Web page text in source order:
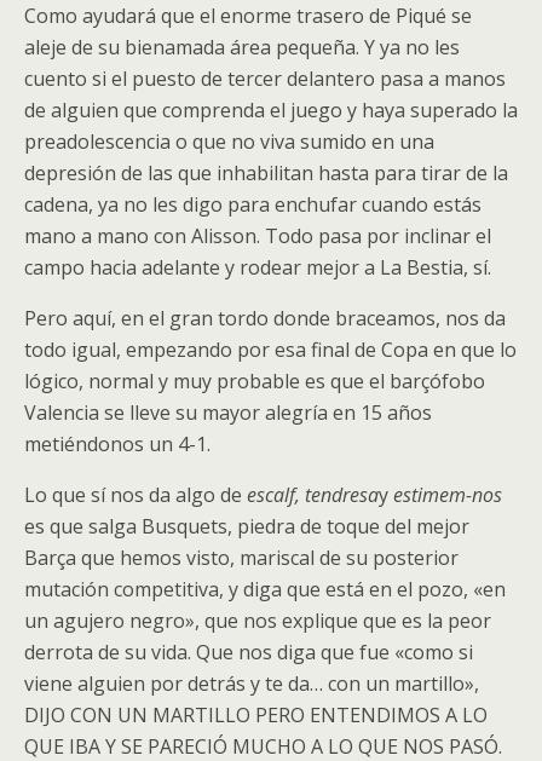
Como ayudará que el enorme trasero de Piqué se
aleje de su bienamada área pequeña. Y ya no les
cuento si el puesto de tercer delantero pasa a manos
de alguien que comprenda el juego y haya superado la
preadolescencia o que no viva sumido en una
depresión de las que inhabilitan hasta para tirar de la
cadena, ya no les digo para enchufar cuando estás
mano a mano con Alisson. Todo pasa por inclinar el
campo hacia adelante y rodear mejor a La Bestia, sí.
Pero aquí, en el gran tordo donde braceamos, nos da
todo igual, empezando por esa final de Copa en que lo
lógico, normal y muy probable es que el barçófobo
Valencia se lleve su mayor alegría en 15 años
metiéndonos un 4-1.
Lo que sí nos da algo de escalf, tendresayestimem-nos
es que salga Busquets, piedra de toque del mejor
Barça que hemos visto, mariscal de su posterior
mutación competitiva, y diga que está en el pozo, «en
un agujero negro», que nos explique que es la peor
derrota de su vida. Que nos diga que fue «como si
viene alguien por detrás y te da… con un martillo»,
DIJO CON UN MARTILLO PERO ENTENDIMOS A LO
QUE IBA Y SE PARECIÓ MUCHO A LO QUE NOS PASÓ.